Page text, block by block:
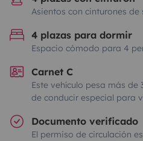
Asientos con cinturones de
4 plazas para dormir
Espacio cómodo para 4
Carnet C
Este vehículo pesa más
de conducir especial para
Documento verificado
El permiso de circulación